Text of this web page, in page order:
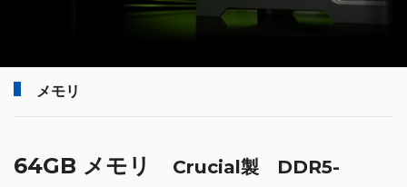
メモリ
64GB メモリ
Crucial製 DDR5-